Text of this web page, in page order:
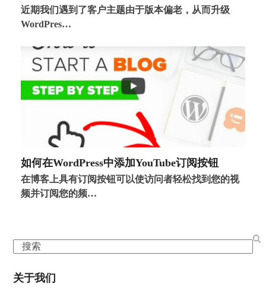
近期我们遇到了客户主题由于版本偏老，从而升级
WordPres…
如何在WordPress中添加YouTube订阅按钮
在博客上具有订阅按钮可以使访问者轻松找到您的视
频并订阅您的频…
Search
关于我们